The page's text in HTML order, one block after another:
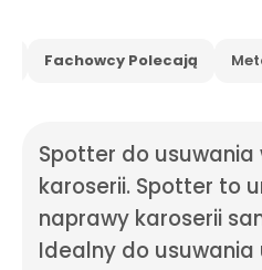
Fachowcy Polecają
Spotter do usuwania
karoserii. Spotter to
naprawy karoserii
Idealny do usuwania